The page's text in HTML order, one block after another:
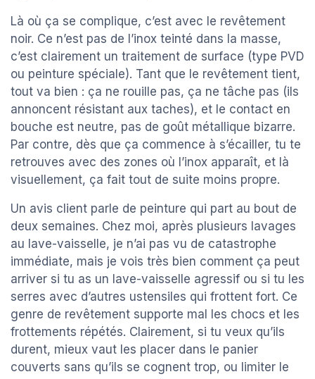
Là où ça se complique, c’est avec le revêtement
noir. Ce n’est pas de l’inox teinté dans la masse,
c’est clairement un traitement de surface (type PVD
ou peinture spéciale). Tant que le revêtement tient,
tout va bien : ça ne rouille pas, ça ne tâche pas (ils
annoncent résistant aux taches), et le contact en
bouche est neutre, pas de goût métallique bizarre.
Par contre, dès que ça commence à s’écailler, tu te
retrouves avec des zones où l’inox apparaît, et là
visuellement, ça fait tout de suite moins propre.
Un avis client parle de peinture qui part au bout de
deux semaines. Chez moi, après plusieurs lavages
au lave-vaisselle, je n’ai pas vu de catastrophe
immédiate, mais je vois très bien comment ça peut
arriver si tu as un lave-vaisselle agressif ou si tu les
serres avec d’autres ustensiles qui frottent fort. Ce
genre de revêtement supporte mal les chocs et les
frottements répétés. Clairement, si tu veux qu’ils
durent, mieux vaut les placer dans le panier
couverts sans qu’ils se cognent trop, ou limiter le